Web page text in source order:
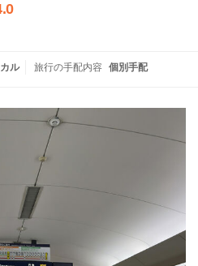
ル 旅行の手配内容 個別手配